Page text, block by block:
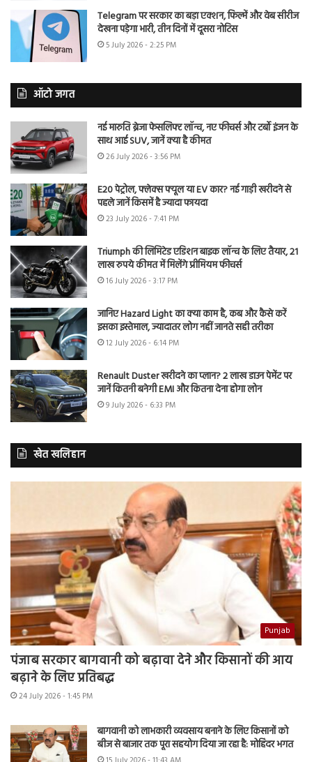
Telegram पर सरकार का बड़ा एक्शन, फिल्में और वेब सीरीज
देखना पड़ेगा भारी, तीन दिनों में दूसरा नोटिस
5 July 2026 - 2:25 PM
ऑटो जगत
नई मारुति ब्रेजा फेसलिफ्ट लॉन्च, नए फीचर्स और टर्बो इंजन के
साथ आई SUV, जानें क्या है कीमत
26 July 2026 - 3:56 PM
E20 पेट्रोल, फ्लेक्स फ्यूल या EV कार? नई गाड़ी खरीदने से
पहले जानें किसमें है ज्यादा फायदा
23 July 2026 - 7:41 PM
Triumph की लिमिटेड एडिशन बाइक लॉन्च के लिए तैयार, 21
लाख रुपये कीमत में मिलेंगे प्रीमियम फीचर्स
16 July 2026 - 3:17 PM
जानिए Hazard Light का क्या काम है, कब और कैसे करें
इसका इस्तेमाल, ज्यादातर लोग नहीं जानते सही तरीका
12 July 2026 - 6:14 PM
Renault Duster खरीदने का प्लान? 2 लाख डाउन पेमेंट पर
जानें कितनी बनेगी EMI और कितना देना होगा लोन
9 July 2026 - 6:33 PM
खेत खलिहान
Punjab
पंजाब सरकार बागवानी को बढ़ावा देने और किसानों की आय
बढ़ाने के लिए प्रतिबद्ध
24 July 2026 - 1:45 PM
बागवानी को लाभकारी व्यवसाय बनाने के लिए किसानों को
बीज से बाजार तक पूरा सहयोग दिया जा रहा है: मोहिंदर भगत